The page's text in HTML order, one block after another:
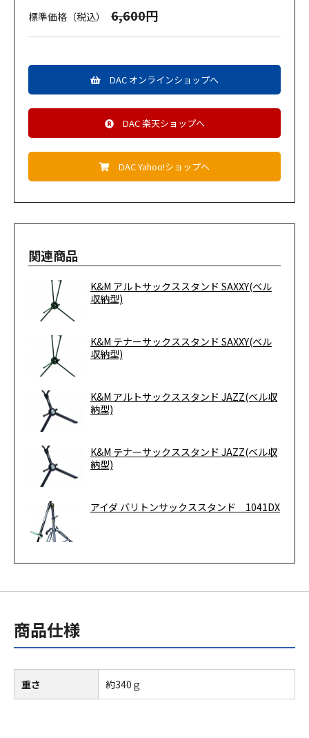
標準価格（税込） 6,600円
DAC オンラインショップへ
DAC 楽天ショップへ
DAC Yahoo!ショップへ
関連商品
K&M アルトサックススタンド SAXXY(ベル
収納型)
K&M テナーサックススタンド SAXXY(ベル
収納型)
K&M アルトサックススタンド JAZZ(ベル収
納型)
K&M テナーサックススタンド JAZZ(ベル収
納型)
アイダ バリトンサックススタンド 1041DX
商品仕様
重さ 約340ｇ